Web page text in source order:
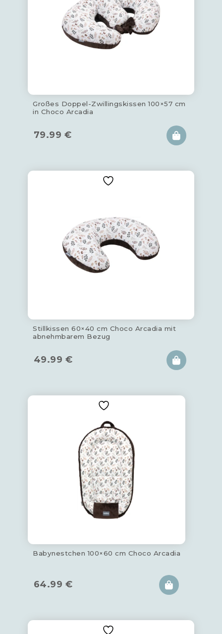
Großes Doppel-Zwillingskissen 100×57 cm
in Choco Arcadia
79.99 €
Stillkissen 60×40 cm Choco Arcadia mit
abnehmbarem Bezug
49.99 €
Babynestchen 100×60 cm Choco Arcadia
64.99 €